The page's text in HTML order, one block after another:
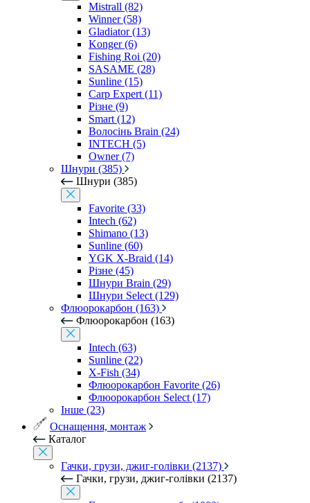
Mistrall (82)
Winner (58)
Gladiator (13)
Konger (6)
Fishing Roi (20)
SASAME (28)
Sunline (15)
Carp Expert (11)
Різне (9)
Smart (12)
Волосінь Brain (24)
INTECH (5)
Owner (7)
Шнури (385)
Шнури (385)
Favorite (33)
Intech (62)
Shimano (13)
Sunline (60)
YGK X-Braid (14)
Різне (45)
Шнури Brain (29)
Шнури Select (129)
Флюорокарбон (163)
Флюорокарбон (163)
Intech (63)
Sunline (22)
X-Fish (34)
Флюорокарбон Favorite (26)
Флюорокарбон Select (17)
Інше (23)
Оснащення, монтаж
Каталог
Гачки, грузи, джиг-голівки (2137)
Гачки, грузи, джиг-голівки (2137)